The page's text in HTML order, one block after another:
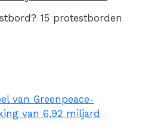
15 protestborden